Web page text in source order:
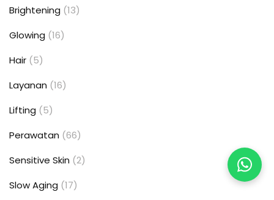
Brightening (13)
Glowing (16)
Hair (5)
Layanan (16)
Lifting (5)
Perawatan (66)
Sensitive Skin (2)
Slow Aging (17)